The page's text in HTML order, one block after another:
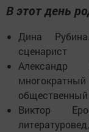
В этот день
Дина
сценарист
Александр
общественный
Виктор